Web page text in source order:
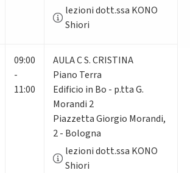
lezioni dott.ssa KONO
Shiori
09:00
-
11:00
AULA C S. CRISTINA
Piano Terra
Edificio in Bo - p.tta G.
Morandi 2
Piazzetta Giorgio Morandi,
2 - Bologna
lezioni dott.ssa KONO
Shiori